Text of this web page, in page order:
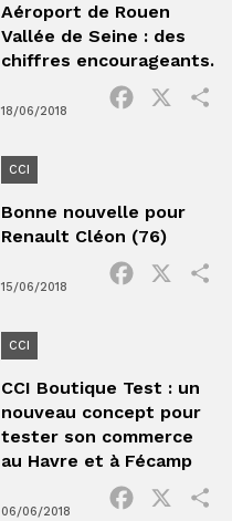
Aéroport de Rouen
Vallée de Seine : des
chiffres encourageants.
18/06/2018
Facebook
CCI
Bonne nouvelle pour
Renault Cléon (76)
15/06/2018
Facebook
CCI
CCI Boutique Test : un
nouveau concept pour
tester son commerce
au Havre et à Fécamp
06/06/2018
Facebook